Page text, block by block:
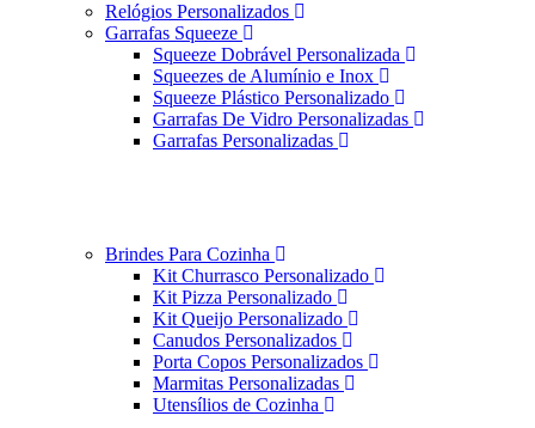
Relógios Personalizados
Garrafas Squeeze
Squeeze Dobrável Personalizada
Squeezes de Alumínio e Inox
Squeeze Plástico Personalizado
Garrafas De Vidro Personalizadas
Garrafas Personalizadas
Brindes Para Cozinha
Kit Churrasco Personalizado
Kit Pizza Personalizado
Kit Queijo Personalizado
Canudos Personalizados
Porta Copos Personalizados
Marmitas Personalizadas
Utensílios de Cozinha